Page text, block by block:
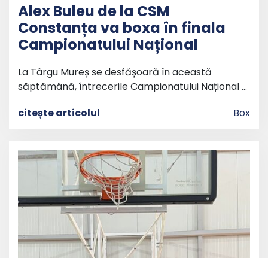
Alex Buleu de la CSM
Constanța va boxa în finala
Campionatului Național
La Târgu Mureș se desfășoară în această
săptămână, întrecerile Campionatului Național …
citește articolul
Box